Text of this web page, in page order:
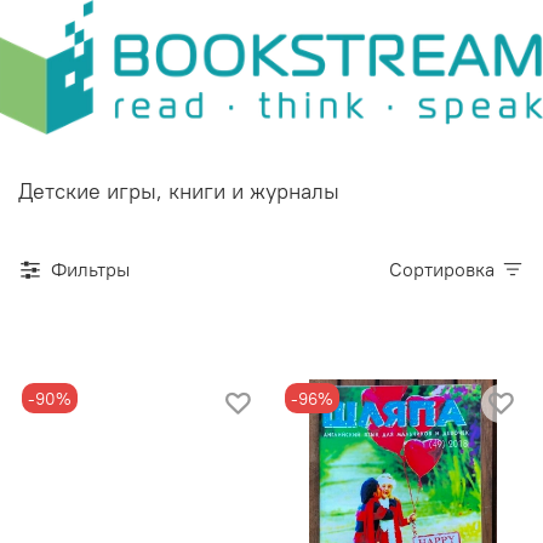
Детские игры, книги и журналы
Фильтры Сортировка
-90% -96%